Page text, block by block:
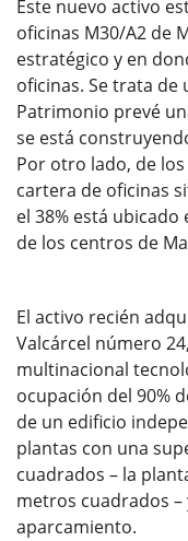
Este nuevo activo
oficinas M30/A2 de
estratégico y en
oficinas. Se trata de
Patrimonio prevé
se está
Por otro lado, de
cartera de oficinas
el 38% está
de los centros de
El activo recién
Valcárcel número
multinacional
ocupación del 90%
de un edificio
plantas con una
cuadrados – la
metros cuadrados –
aparcamiento.